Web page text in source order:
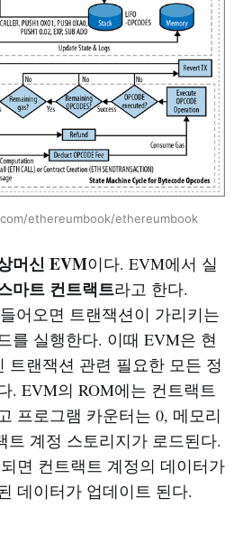
ethereumbook/ethereumbook
머신 EVM이다. EVM에서 실
마트 컨트랙트라고 한다.
어오면 트랜잭션이 가리키는
를 실행한다. 이때 EVM은 현
트랜잭션 관련 필요한 모든 정
. EVM의 ROM에는 컨트랙트
프로그램 카운터는 0, 메모리
트 계정 스토리지가 로드된다.
면 컨트랙트 계정의 데이터가
데이터가 업데이트 된다.